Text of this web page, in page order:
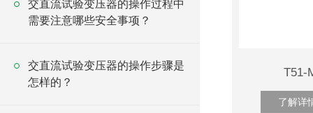
交直流试验变压器的操作过程中
需要注意哪些安全事项？
交直流试验变压器的操作步骤是
怎样的？
T51-
了解详